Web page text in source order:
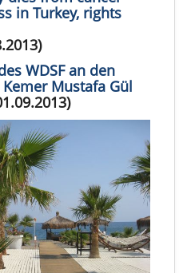
in Turkey, rights
WDSF an den
Mustafa Gül